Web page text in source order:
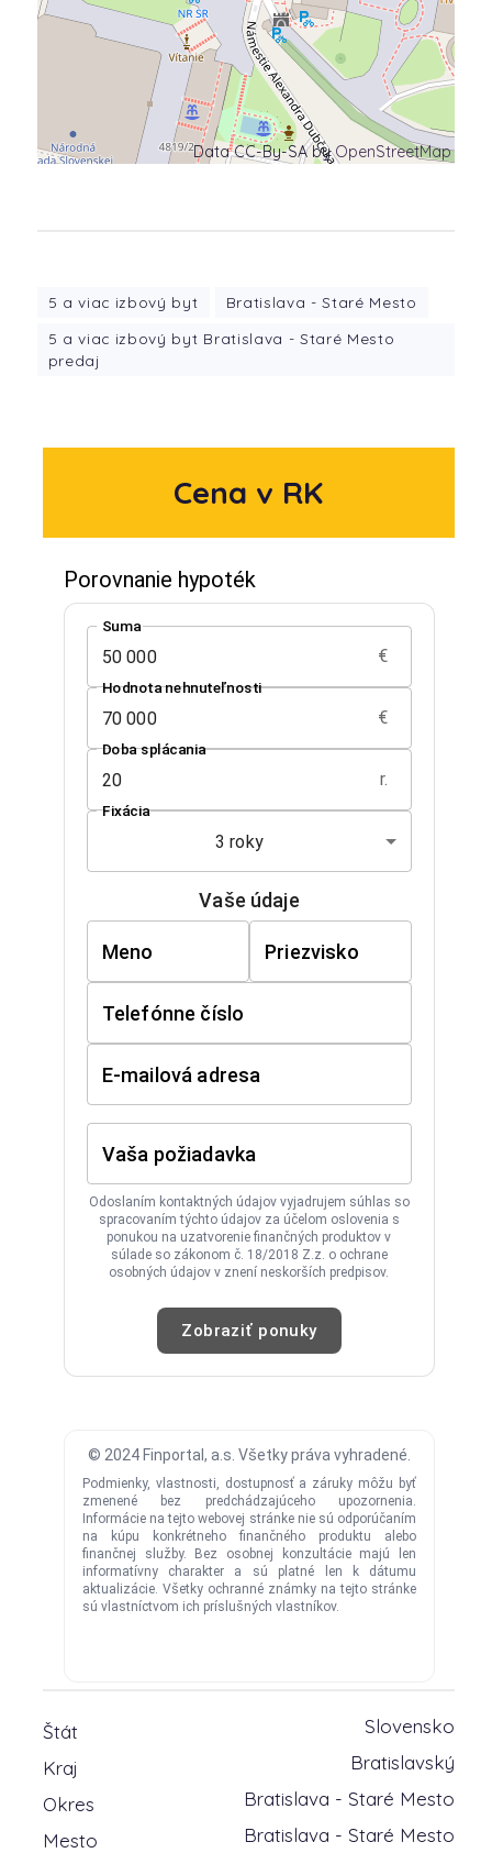
Data CC-By-SA byOpenStreetMap
5 a viac izbový byt
Bratislava - Staré Mesto
5 a viac izbový byt Bratislava - Staré Mesto
predaj
Cena v RK
Štát
Slovensko
Kraj
Bratislavský
Okres
Bratislava - Staré Mesto
Mesto
Bratislava - Staré Mesto